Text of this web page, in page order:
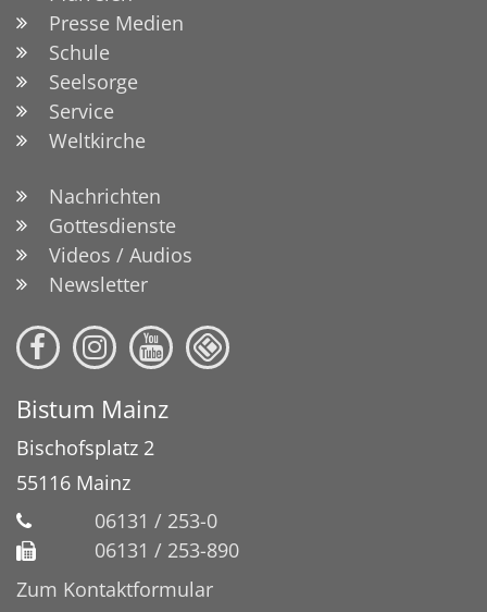
Presse Medien
Schule
Seelsorge
Service
Weltkirche
Nachrichten
Gottesdienste
Videos / Audios
Newsletter
Bistum Mainz
Bischofsplatz 2
55116 Mainz
06131 / 253-0
06131 / 253-890
Zum Kontaktformular